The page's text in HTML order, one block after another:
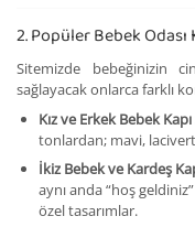
2. Popüler Bebek Odası
Sitemizde bebeğinizin
sağlayacak onlarca farklı
Kız ve Erkek Bebek
tonlardan; mavi,
İkiz Bebek ve Kardeş
aynı anda “hoş
özel tasarımlar.